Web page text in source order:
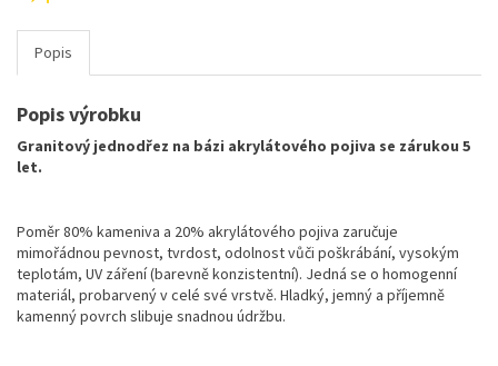
Popis
Popis výrobku
Granitový jednodřez na bázi akrylátového pojiva se zárukou 5
let.
Poměr 80% kameniva a 20% akrylátového pojiva zaručuje
mimořádnou pevnost, tvrdost, odolnost vůči poškrábání, vysokým
teplotám, UV záření (barevně konzistentní). Jedná se o homogenní
materiál, probarvený v celé své vrstvě. Hladký, jemný a příjemně
kamenný povrch slibuje snadnou údržbu.